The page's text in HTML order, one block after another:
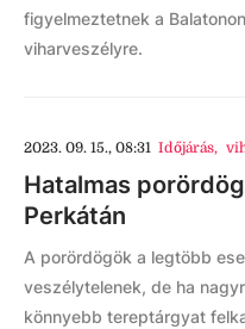
figyelmeztetnek a
viharveszélyre.
2023. 09. 15., 08:31 Időjárás,
Hatalmas
Perkátán
A porördögök a legtöbb
veszélytelenek, de ha
könnyebb tereptárgyat